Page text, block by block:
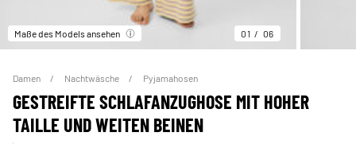
Maße des Models ansehen 01 06
Damen Nachtwäsche Pyjamahosen
GESTREIFTE SCHLAFANZUGHOSE MIT HOHER
TAILLE UND WEITEN BEINEN